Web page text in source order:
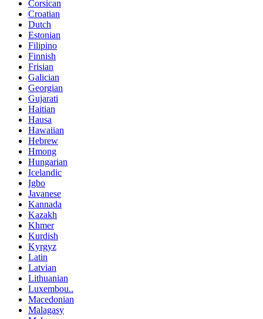
Corsican
Croatian
Dutch
Estonian
Filipino
Finnish
Frisian
Galician
Georgian
Gujarati
Haitian
Hausa
Hawaiian
Hebrew
Hmong
Hungarian
Icelandic
Igbo
Javanese
Kannada
Kazakh
Khmer
Kurdish
Kyrgyz
Latin
Latvian
Lithuanian
Luxembou..
Macedonian
Malagasy